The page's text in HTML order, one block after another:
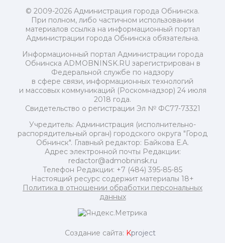
© 2009-2026 Администрация города Обнинска.
При полном, либо частичном использовании
материалов ссылка на информационный портал
Администрации города Обнинска обязательна.
Информационный портал Администрации города
Обнинска ADMOBNINSK.RU зарегистрирован в
Федеральной службе по надзору
в сфере связи, информационных технологий
и массовых коммуникаций (Роскомнадзор) 24 июля
2018 года.
Свидетельство о регистрации Эл № ФС77-73321
Учредитель: Администрация (исполнительно-
распорядительный орган) городского округа "Город
Обнинск". Главный редактор: Байкова Е.А.
Адрес электронной почты Редакции:
redactor@admobninsk.ru
Телефон Редакции: +7 (484) 395-85-85
Настоящий ресурс содержит материалы 18+
Политика в отношении обработки персональных
данных
Создание сайта: Kproject